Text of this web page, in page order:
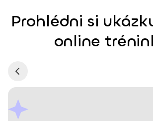
Prohlédni si
online